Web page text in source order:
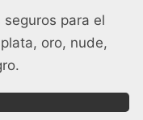
para el
oro, nude,